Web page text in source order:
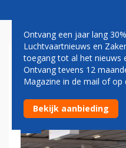
NIEUWE
SCHIPHOL
Ontvang een jaar lang
Luchtvaartnieuws en
toegang tot al het nieuws
Ontvang tevens 12
Magazine in de mail of op
Bekijk aanbieding